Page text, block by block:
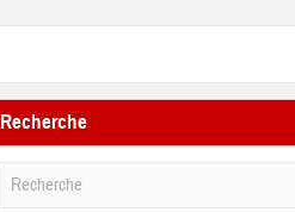
Recherche